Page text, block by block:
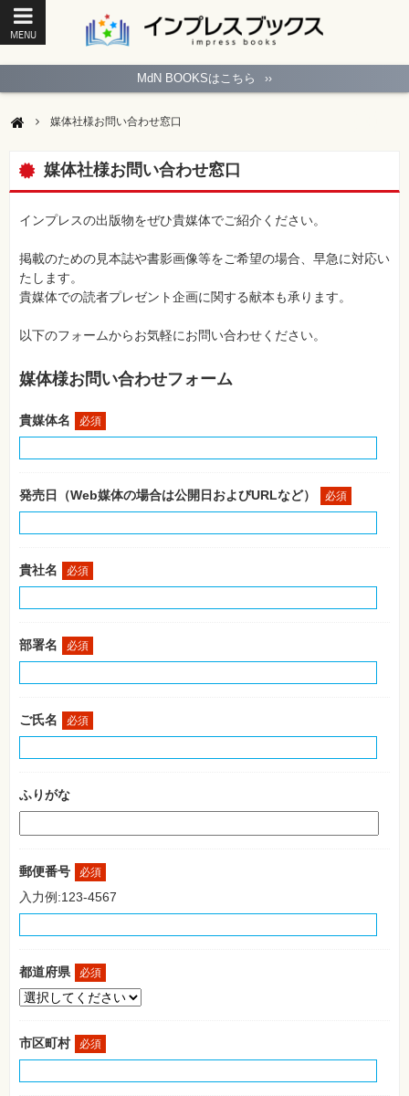
MENU
ペ
ジ
ソ
コ
ン
フ
モ
バ
イ
マ
フ
ォ
SNS
マ
ー
ケ
グ
ビ
ス・
読
物
カ
メ
写
資
ロ
グ
ミ
グ
ネ
ッ
ー
ク・
ク
MdN BOOKSはこちら ››
媒体社様お問い合わせ窓口
媒体社様お問い合わせ窓口
インプレスの出版物をぜひ貴媒体でご紹介ください。
掲載のための見本誌や書影画像等をご希望の場合、早急に対応い
たします。
貴媒体での読者プレゼント企画に関する献本も承ります。
以下のフォームからお気軽にお問い合わせください。
媒体様お問い合わせフォーム
貴媒体名 必須
発売日（Web媒体の場合は公開日およびURLなど） 必須
貴社名 必須
部署名 必須
ご氏名 必須
ふりがな
郵便番号 必須
入力例:123-4567
都道府県 必須
市区町村 必須